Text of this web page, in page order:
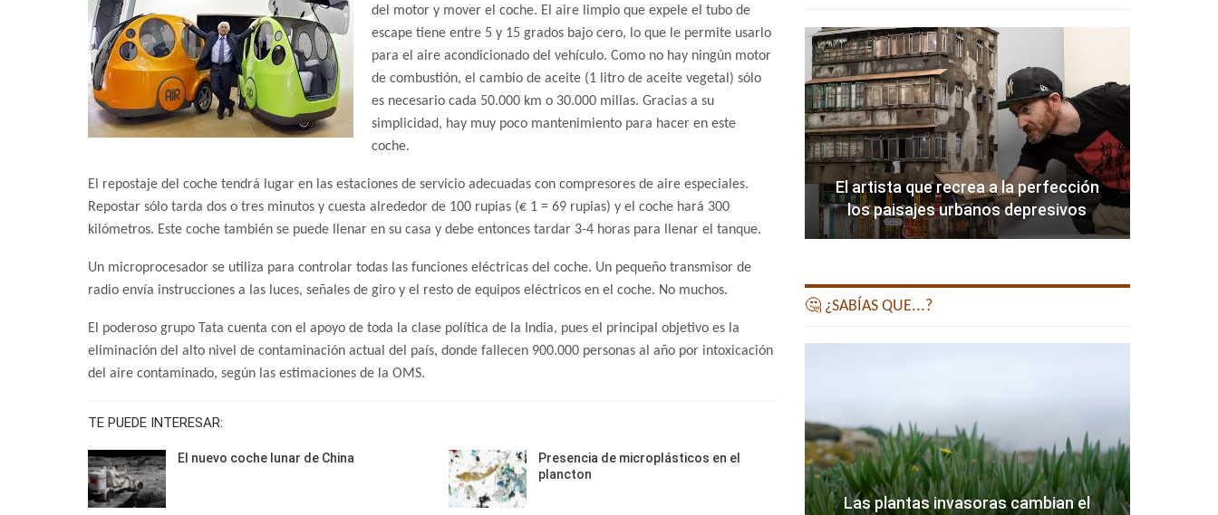
del motor y mover el coche. El aire limpio que expele el tubo de
escape tiene entre 5 y 15 grados bajo cero, lo que le permite usarlo
para el aire acondicionado del vehículo. Como no hay ningún motor
de combustión, el cambio de aceite (1 litro de aceite vegetal) sólo
es necesario cada 50.000 km o 30.000 millas. Gracias a su
simplicidad, hay muy poco mantenimiento para hacer en este
coche.
El repostaje del coche tendrá lugar en las estaciones de servicio adecuadas con compresores de aire especiales.
Repostar sólo tarda dos o tres minutos y cuesta alrededor de 100 rupias (€ 1 = 69 rupias) y el coche hará 300
kilómetros. Este coche también se puede llenar en su casa y debe entonces tardar 3-4 horas para llenar el tanque.
Un microprocesador se utiliza para controlar todas las funciones eléctricas del coche. Un pequeño transmisor de
radio envía instrucciones a las luces, señales de giro y el resto de equipos eléctricos en el coche. No muchos.
El poderoso grupo Tata cuenta con el apoyo de toda la clase política de la India, pues el principal objetivo es la
eliminación del alto nivel de contaminación actual del país, donde fallecen 900.000 personas al año por intoxicación
del aire contaminado, según las estimaciones de la OMS.
TE PUEDE INTERESAR:
El nuevo coche lunar de China
Presencia de microplásticos en el
plancton
El artista que recrea a la perfección
los paisajes urbanos depresivos
🤔 ¿SABÍAS QUE...?
Las plantas invasoras cambian el